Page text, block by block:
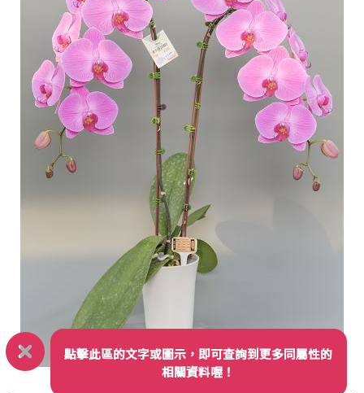
點擊此區的文字或圖示，即可查詢到更多同屬性的
相關資料喔！